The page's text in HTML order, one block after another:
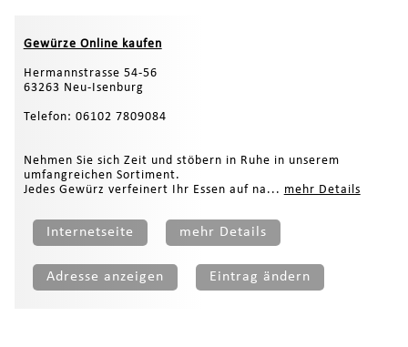
Gewürze Online kaufen
Hermannstrasse 54-56
63263 Neu-Isenburg
Telefon: 06102 7809084
Nehmen Sie sich Zeit und stöbern in Ruhe in unserem
umfangreichen Sortiment.
Jedes Gewürz verfeinert Ihr Essen auf na... mehr Details
Internetseite mehr Details
Adresse anzeigen Eintrag ändern